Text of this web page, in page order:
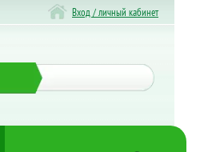
Вход / личный кабинет